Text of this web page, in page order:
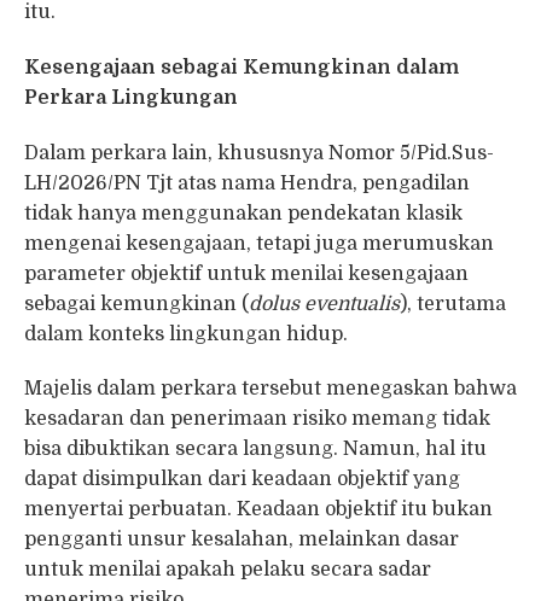
itu.
Kesengajaan sebagai Kemungkinan dalam
Perkara Lingkungan
Dalam perkara lain, khususnya Nomor 5/Pid.Sus-
LH/2026/PN Tjt atas nama Hendra, pengadilan
tidak hanya menggunakan pendekatan klasik
mengenai kesengajaan, tetapi juga merumuskan
parameter objektif untuk menilai kesengajaan
sebagai kemungkinan (dolus eventualis), terutama
dalam konteks lingkungan hidup.
Majelis dalam perkara tersebut menegaskan bahwa
kesadaran dan penerimaan risiko memang tidak
bisa dibuktikan secara langsung. Namun, hal itu
dapat disimpulkan dari keadaan objektif yang
menyertai perbuatan. Keadaan objektif itu bukan
pengganti unsur kesalahan, melainkan dasar
untuk menilai apakah pelaku secara sadar